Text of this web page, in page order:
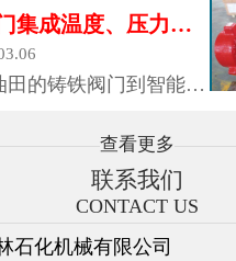
种介质在管道中
动。而旋塞阀，
不可或缺的关键
的设计和卓越的
业流体控制中的“
塞...
井口阀门集成温度、压力、振动等16类传感器
田的铸铁阀门到智能油
制枢纽，井口阀门的进
出中国能源工业的转型
统计，2025年全球智能
增长率达12%。...
查看更多
联系我们
CONTACT US
石化机械有限公司